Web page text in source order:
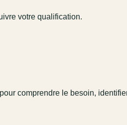
votre qualification.
comprendre le besoin,